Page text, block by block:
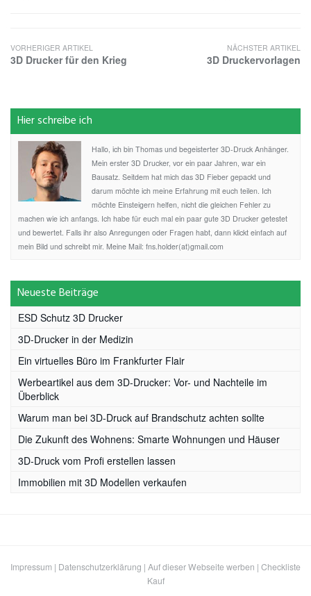
VORHERIGER ARTIKEL
3D Drucker für den Krieg
NÄCHSTER ARTIKEL
3D Druckervorlagen
Hier schreibe ich
Hallo, ich bin Thomas und begeisterter 3D-Druck Anhänger.
Mein erster 3D Drucker, vor ein paar Jahren, war ein
Bausatz. Seitdem hat mich das 3D Fieber gepackt und
darum möchte ich meine Erfahrung mit euch teilen. Ich
möchte Einsteigern helfen, nicht die gleichen Fehler zu
machen wie ich anfangs. Ich habe für euch mal ein paar gute 3D Drucker getestet
und bewertet. Falls ihr also Anregungen oder Fragen habt, dann klickt einfach auf
mein Bild und schreibt mir. Meine Mail: fns.holder(at)gmail.com
Neueste Beiträge
ESD Schutz 3D Drucker
3D-Drucker in der Medizin
Ein virtuelles Büro im Frankfurter Flair
Werbeartikel aus dem 3D-Drucker: Vor- und Nachteile im
Überblick
Warum man bei 3D-Druck auf Brandschutz achten sollte
Die Zukunft des Wohnens: Smarte Wohnungen und Häuser
3D-Druck vom Profi erstellen lassen
Immobilien mit 3D Modellen verkaufen
Impressum | Datenschutzerklärung | Auf dieser Webseite werben | Checkliste
Kauf